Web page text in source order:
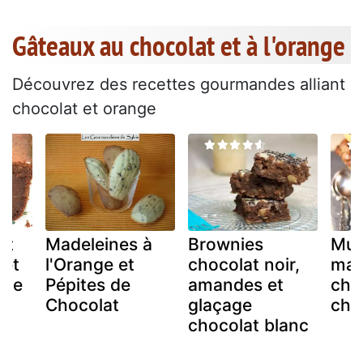
Gâteaux au chocolat et à l'orange
Découvrez des recettes gourmandes alliant
chocolat et orange
Madeleines à
l'Orange et
Pépites de
Chocolat
Brownies
chocolat noir,
amandes et
glaçage
chocolat blanc